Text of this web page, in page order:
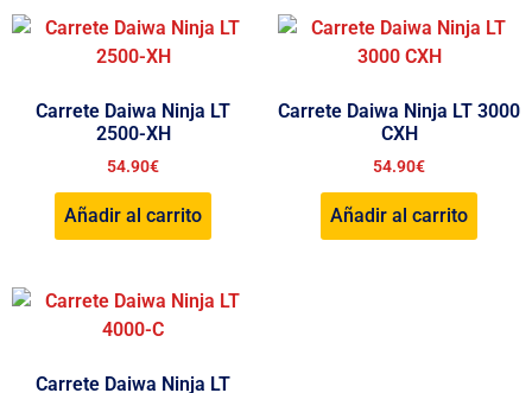
Carrete Daiwa Ninja LT
2500-XH
54.90€
Añadir al carrito
Carrete Daiwa Ninja LT 3000
CXH
54.90€
Añadir al carrito
Carrete Daiwa Ninja LT